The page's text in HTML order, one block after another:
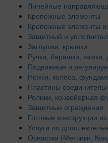
Линейные
Крепежные элементы
Крепежные элементы
Защитный и
Заглушки, крышки
Ручки, барашки, замки,
Подвижные и
Ножки, колеса,
Пластины
Ролики, конвейерная
Защитные ограждения
Готовые конструкции
Услуги по
Оснастка (Метчики,